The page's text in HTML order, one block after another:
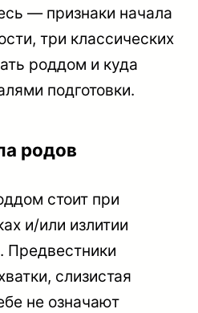
— признаки начала
три классических
роддом и куда
подготовки.
родов
стоит при
и/или излитии
Предвестники
слизистая
не означают